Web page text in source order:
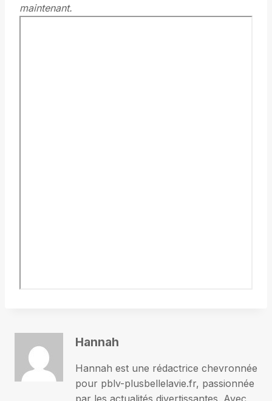
maintenant.
Hannah
Hannah est une rédactrice chevronnée
pour pblv-plusbellelavie.fr, passionnée